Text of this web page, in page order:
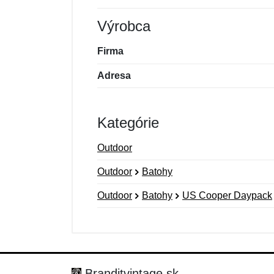
Výrobca
Firma
Adresa
Kategórie
Outdoor
Outdoor Batohy
Outdoor Batohy US Cooper Daypack